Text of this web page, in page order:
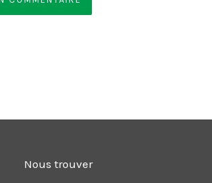
Nous trouver